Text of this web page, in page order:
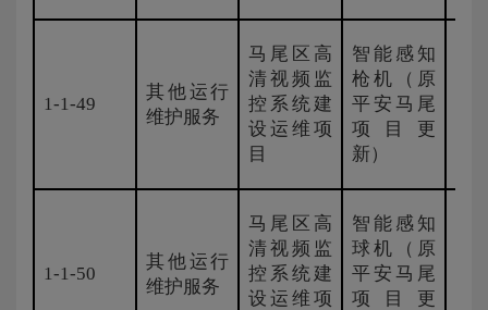
1-1-49
其他运行
维护服务
马尾区高
清视频监
控系统建
设运维项
目
智能感知
枪机（原
平安马尾
项目更
新）
1-1-50
其他运行
维护服务
马尾区高
清视频监
控系统建
设运维项
智能感知
球机（原
平安马尾
项目更